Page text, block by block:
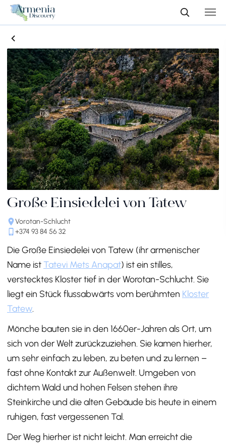
Große Einsiedelei von Tatew
Vorotan-Schlucht
+374 93 84 56 32
Die Große Einsiedelei von Tatew (ihr armenischer
Name ist Tatevi Mets Anapat) ist ein stilles,
verstecktes Kloster tief in der Worotan-Schlucht. Sie
liegt ein Stück flussabwärts vom berühmten Kloster
Tatew.
Mönche bauten sie in den 1660er-Jahren als Ort, um
sich von der Welt zurückzuziehen. Sie kamen hierher,
um sehr einfach zu leben, zu beten und zu lernen –
fast ohne Kontakt zur Außenwelt. Umgeben von
dichtem Wald und hohen Felsen stehen ihre
Steinkirche und die alten Gebäude bis heute in einem
ruhigen, fast vergessenen Tal.
Der Weg hierher ist nicht leicht. Man erreicht die